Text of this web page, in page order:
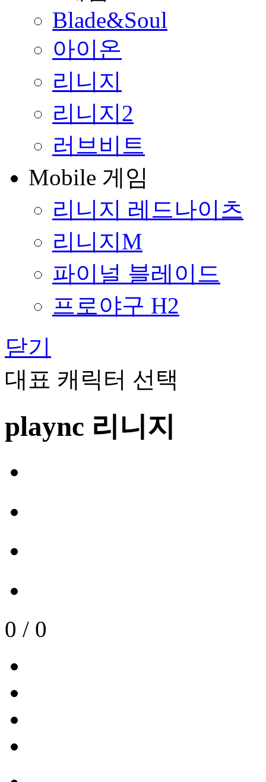
Blade&Soul
아이온
리니지
리니지2
러브비트
Mobile 게임
리니지 레드나이츠
리니지M
파이널 블레이드
프로야구 H2
닫기
대표 캐릭터 선택
plaync 리니지
0 / 0